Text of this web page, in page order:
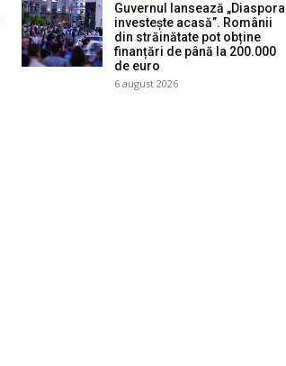
Guvernul lansează „Diaspora
investește acasă”. Românii
din străinătate pot obține
finanțări de până la 200.000
de euro
6 august 2026